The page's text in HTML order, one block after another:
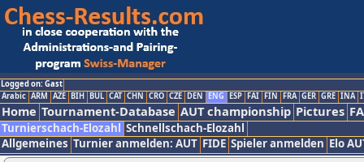
Logged on: Gast
Arabic ARM AZE BIH BUL CAT CHN CRO CZE DEN ENG ESP FAI FIN FRA GER GRE INA
Home Tournament-Database AUT championship Pictures
Turnierschach-Elozahl Schnellschach-Elozahl
Allgemeines Turnier anmelden: AUT FIDE Spieler anmelden Elo